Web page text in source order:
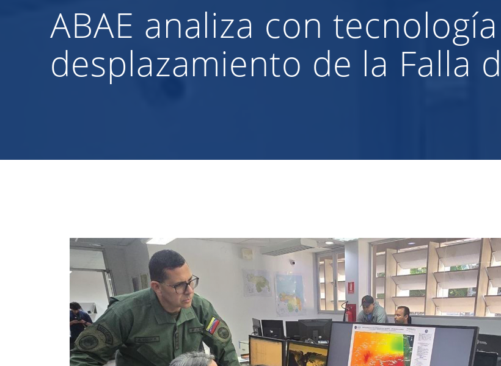
ABAE analiza con
desplazamiento de la Falla